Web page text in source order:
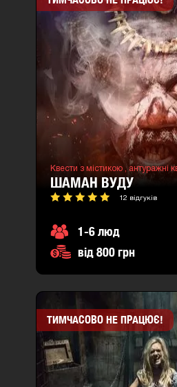
Квести з містикою ,антуражні
ШАМАН ВУДУ
12 відгуків
1-6 люд
від 800 грн
ТИМЧАСОВО НЕ ПРАЦЮЄ!